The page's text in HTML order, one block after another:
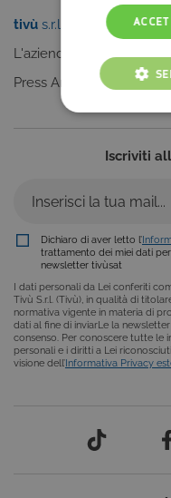
tivù s.r.l.
L'azienda
Press Area
Iscriviti
Dichiaro di aver letto l’
trattamento dei miei dati
newsletter tivùsat
I dati personali da Lei conferiti
Tivù S.r.l. (Tivù), in qualità di
normativa vigente in materia di
dati al fine di inviarLe la
consenso. Per conoscere tutte le
personali e i diritti a Lei
visione dell’Informativa Privacy
COOKIE
COOKIE
Cookie
Cookie di
Questi cookie
navigazione,
servizi ai sensi di
visualizzazione